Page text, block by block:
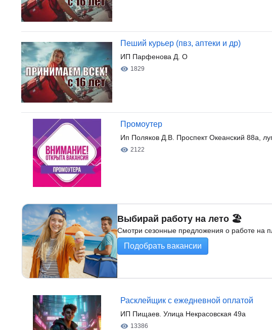
Пеший курьер (пвз, аптеки и др)
ИП Парфенова Д. О
1829
Промоутер
Ип Поляков Д.В. Проспект Океанский 88а,
2122
Выбирай работу на лето 🏖
Смотри сезонные предложения о работе на
Подобрать вакансии
Расклейщик с ежедневной оплатой
ИП Пищаев. Улица Некрасовская 49а
13386